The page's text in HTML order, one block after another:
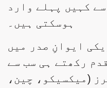
کہیں پہلے وارد
ہوسکتی ہیں۔
ایوانِ صدر میں
رکھتے ہی سب سے
(میکسیکو، چین،